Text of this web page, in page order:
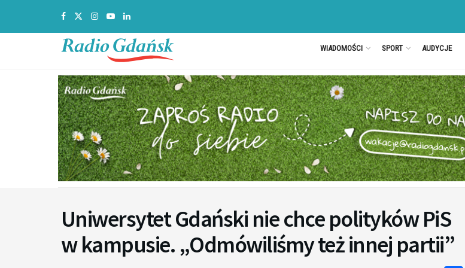
WIADOMOŚCI SPORT AUDYCJE
Uniwersytet Gdański nie chce polityków PiS
w kampusie. „Odmówiliśmy też innej partii”